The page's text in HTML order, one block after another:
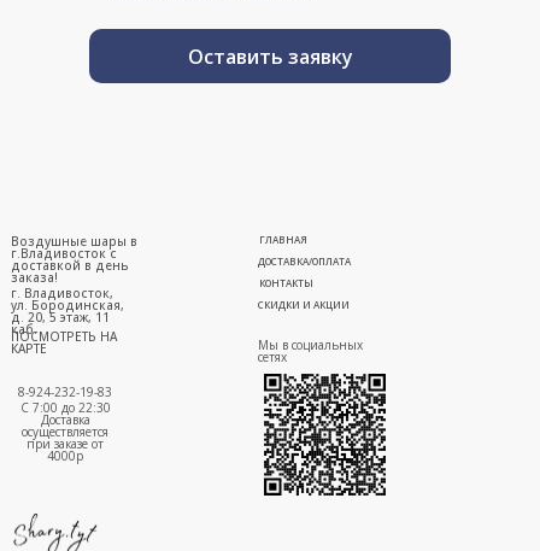
Оставить заявку
г. Владивосток,
ул. Бородинская,
д. 20, 5 этаж, 11
каб.
ПОСМОТРЕТЬ НА
КАРТЕ
ГЛАВНАЯ
ДОСТАВКА/ОПЛАТА
СКИДКИ И АКЦИИ
КОНТАКТЫ
8-924-232-19-83
С 7:00 до 22:30
Доставка
осуществляется
при заказе от
4000р
Воздушные шары в
г.Владивосток с
доставкой в день
заказа!
Мы в социальных
сетях